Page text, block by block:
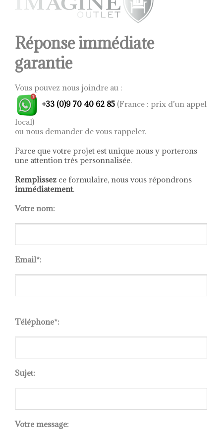
uniquement).
choisies
page
du
produit
Réponse immédiate
garantie
Vous pouvez nous joindre au :
+33 (0)9 70 40 62 85 (France : prix d’un appel
local)
ou nous demander de vous rappeler.
Parce que votre projet est unique nous y porterons
une attention très personnalisée.
Remplissez ce formulaire, nous vous répondrons
immédiatement.
Votre nom:
Email*:
leave
field
Téléphone*:
Sujet:
Votre message: